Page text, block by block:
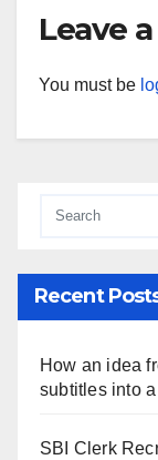
Leave
You must be
Recent
How an idea
subtitles into
SBI Clerk